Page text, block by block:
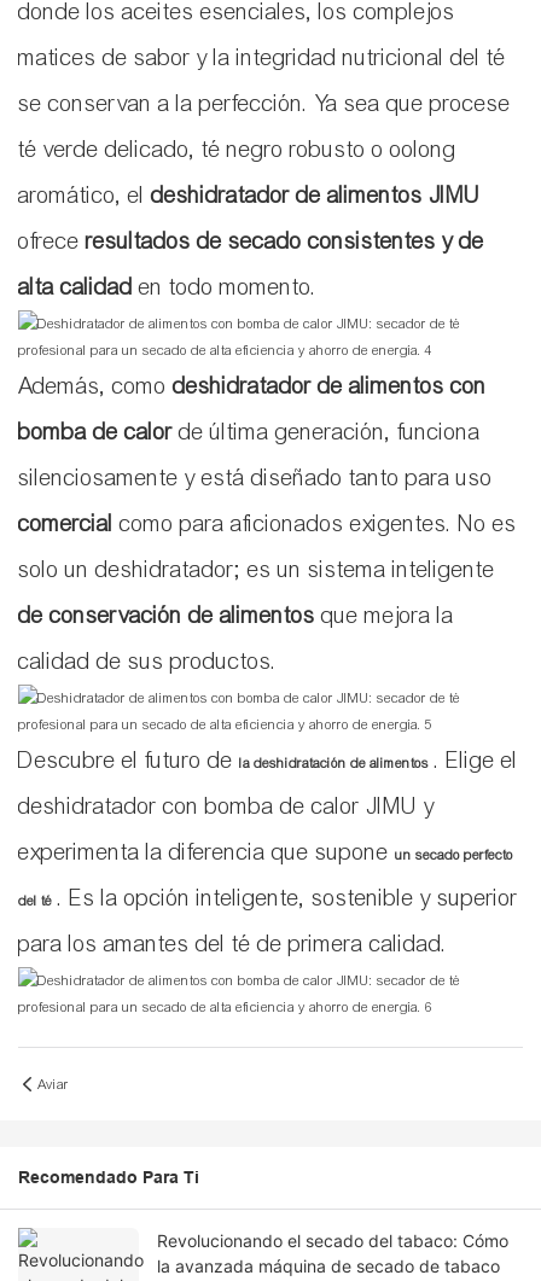
donde los aceites esenciales, los complejos
matices de sabor y la integridad nutricional del té
se conservan a la perfección. Ya sea que procese
té verde delicado, té negro robusto o oolong
aromático, eldeshidratador de alimentos JIMU
ofreceresultados de secado consistentes y de
alta calidad en todo momento.
Además, comodeshidratador de alimentos con
bomba de calorde última generación, funciona
silenciosamente y está diseñado tanto para uso
comercial como para aficionados exigentes. No es
solo un deshidratador; es un sistema inteligente
de conservación de alimentos que mejora la
calidad de sus productos.
Descubre el futuro de la deshidratación de alimentos . Elige el
deshidratador con bomba de calor JIMU y
experimenta la diferencia que supone un secado perfecto
del té . Es la opción inteligente, sostenible y superior
para los amantes del té de primera calidad.
Aviar
Recomendado Para Ti
Revolucionando el secado del tabaco: Cómo
la avanzada máquina de secado de tabaco